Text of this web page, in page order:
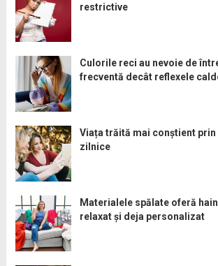
restrictive
Culorile reci au nevoie de
frecventă decât reflexele
Viața trăită mai conștient
zilnice
Materialele spălate oferă
relaxat și deja personalizat